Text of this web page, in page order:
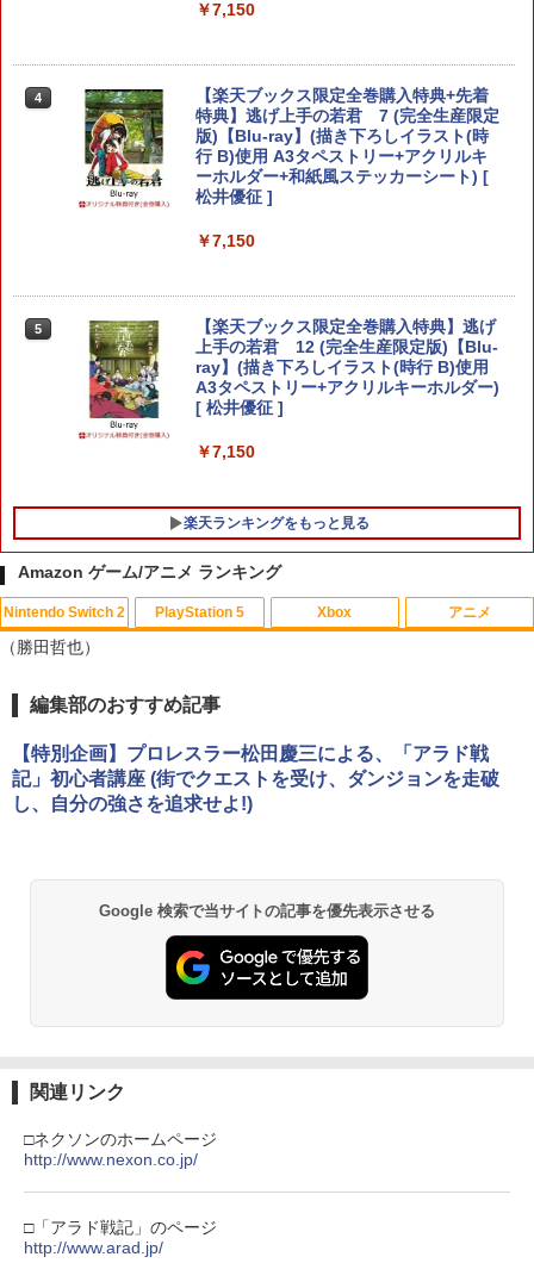
ードケース FancyCase-G05 Nintendo
2025年 スイッチ2モデル用 スリムケース
ハードポーチ ゲームカード12枚収納 ア
クセサリーポーチ
￥2,653
大容量 Switch2/Switch通常モデル/Swit
ch lite/Switch 有機ELモテルに対応 収納
ーチ スタンド/コントローラー/カード/ド
ックなど収納可能 カバー 収納ボックス
￥2,880
Nintendo Switch 2 ACアダプター
【中古】REANIMAL(リアニマル)ソフト:
プレイステーション5ソフト／アクショ
ン・ゲーム
￥3,930
がんばれゴエモン大集合！ PS5版
￥7,150
4
【楽天ブックス限定全巻購入特典+先着
特典】逃げ上手の若君 7 (完全生産限定
版)【Blu-ray】(描き下ろしイラスト(時
行 B)使用 A3タペストリー+アクリルキ
ーホルダー+和紙風ステッカーシート) [
松井優征 ]
￥7,150
5
【楽天ブックス限定全巻購入特典】逃げ
上手の若君 12 (完全生産限定版)【Blu-
ray】(描き下ろしイラスト(時行 B)使用
A3タペストリー+アクリルキーホルダー)
[ 松井優征 ]
￥7,150
楽天ランキングをもっと見る
Amazon ゲーム/アニメ ランキング
Nintendo Switch 2
1
スプラトゥーン レイダース|オンライン
￥5,832
2 スプラトゥーン レイダース -Switch2
￥6,449
ンラインコード版
PlayStation 5
1
PlayStation 5 デジタル・エディション
ese only (CFI-2200B01)
￥55,000
2
Beast of Reincarnation -PS5 【特典】
プロダクトコード 封入
￥7,286
【純正品】DualSense ワイヤレスコン
トローラー ミッドナイト ブラック(CFI-
ZCT2J01)
Xbox
1
【純正品】Xbox ワイヤレス コントロー
￥8,300
ラー (ロボット ホワイト)
￥7,681
ラー (カーボンブラック)
4
【純正品】Xbox 充電式バッテリー + US
￥2,618
アニメ
1
劇場版「鬼滅の刃」無限城編 第一章 猗
￥3,982
2
劇場版「鬼滅の刃」無限城編 第一章 猗
￥3,523
り来たる！スタジオ描き下ろしイラスト
ボード付) [Blu-ray]
（勝田哲也）
編集部のおすすめ記事
【特別企画】プロレスラー松田慶三による、「アラド戦
記」初心者講座 (街でクエストを受け、ダンジョンを走破
し、自分の強さを追求せよ!)
Google 検索で当サイトの記事を優先表示させる
関連リンク
□ネクソンのホームページ
http://www.nexon.co.jp/
□「アラド戦記」のページ
http://www.arad.jp/